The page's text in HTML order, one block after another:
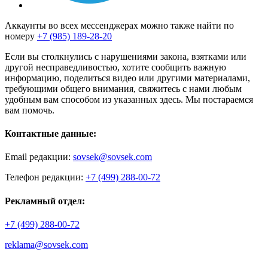
Аккаунты во всех мессенджерах можно также найти по
номеру +7 (985) 189-28-20
Если вы столкнулись с нарушениями закона, взятками или
другой несправедливостью, хотите сообщить важную
информацию, поделиться видео или другими материалами,
требующими общего внимания, свяжитесь с нами любым
удобным вам способом из указанных здесь. Мы постараемся
вам помочь.
Контактные данные:
Email редакции: sovsek@sovsek.com
Телефон редакции: +7 (499) 288-00-72
Рекламный отдел:
+7 (499) 288-00-72
reklama@sovsek.com